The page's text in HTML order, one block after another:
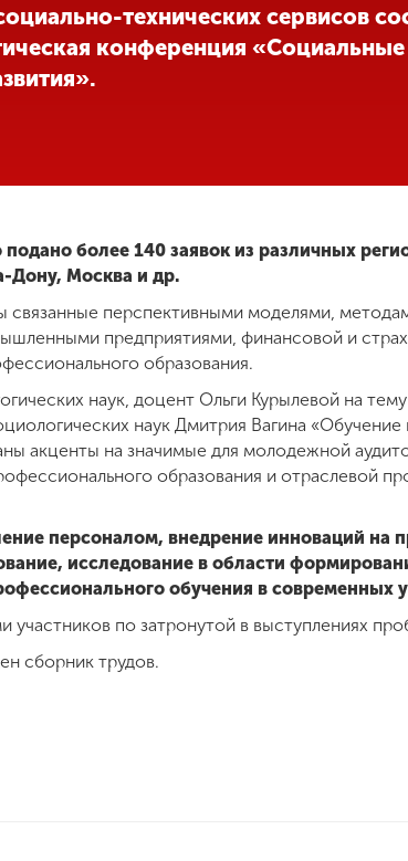
технических сервисов
конференция «Социальные
более 140 заявок из различных
Дону, Москва и др.
связанные перспективными моделями,
предприятиями, финансовой и
образования.
наук, доцент Ольги Курылевой на
наук Дмитрия Вагина
акценты на значимые для молодежной
образования и отраслевой
персоналом, внедрение инноваций на
исследование в области
обучения в современных
по затронутой в выступлениях
сборник трудов.